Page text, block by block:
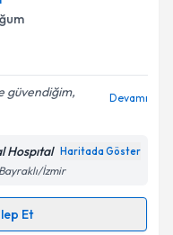
almanız için bir
ile bilgilendireceğiz.
ilişkin Aydınlatma
belirtilen
ediyorum.
güvendiğim,
Devamı
Hospıtal Haritada Göster
İzmir
Et